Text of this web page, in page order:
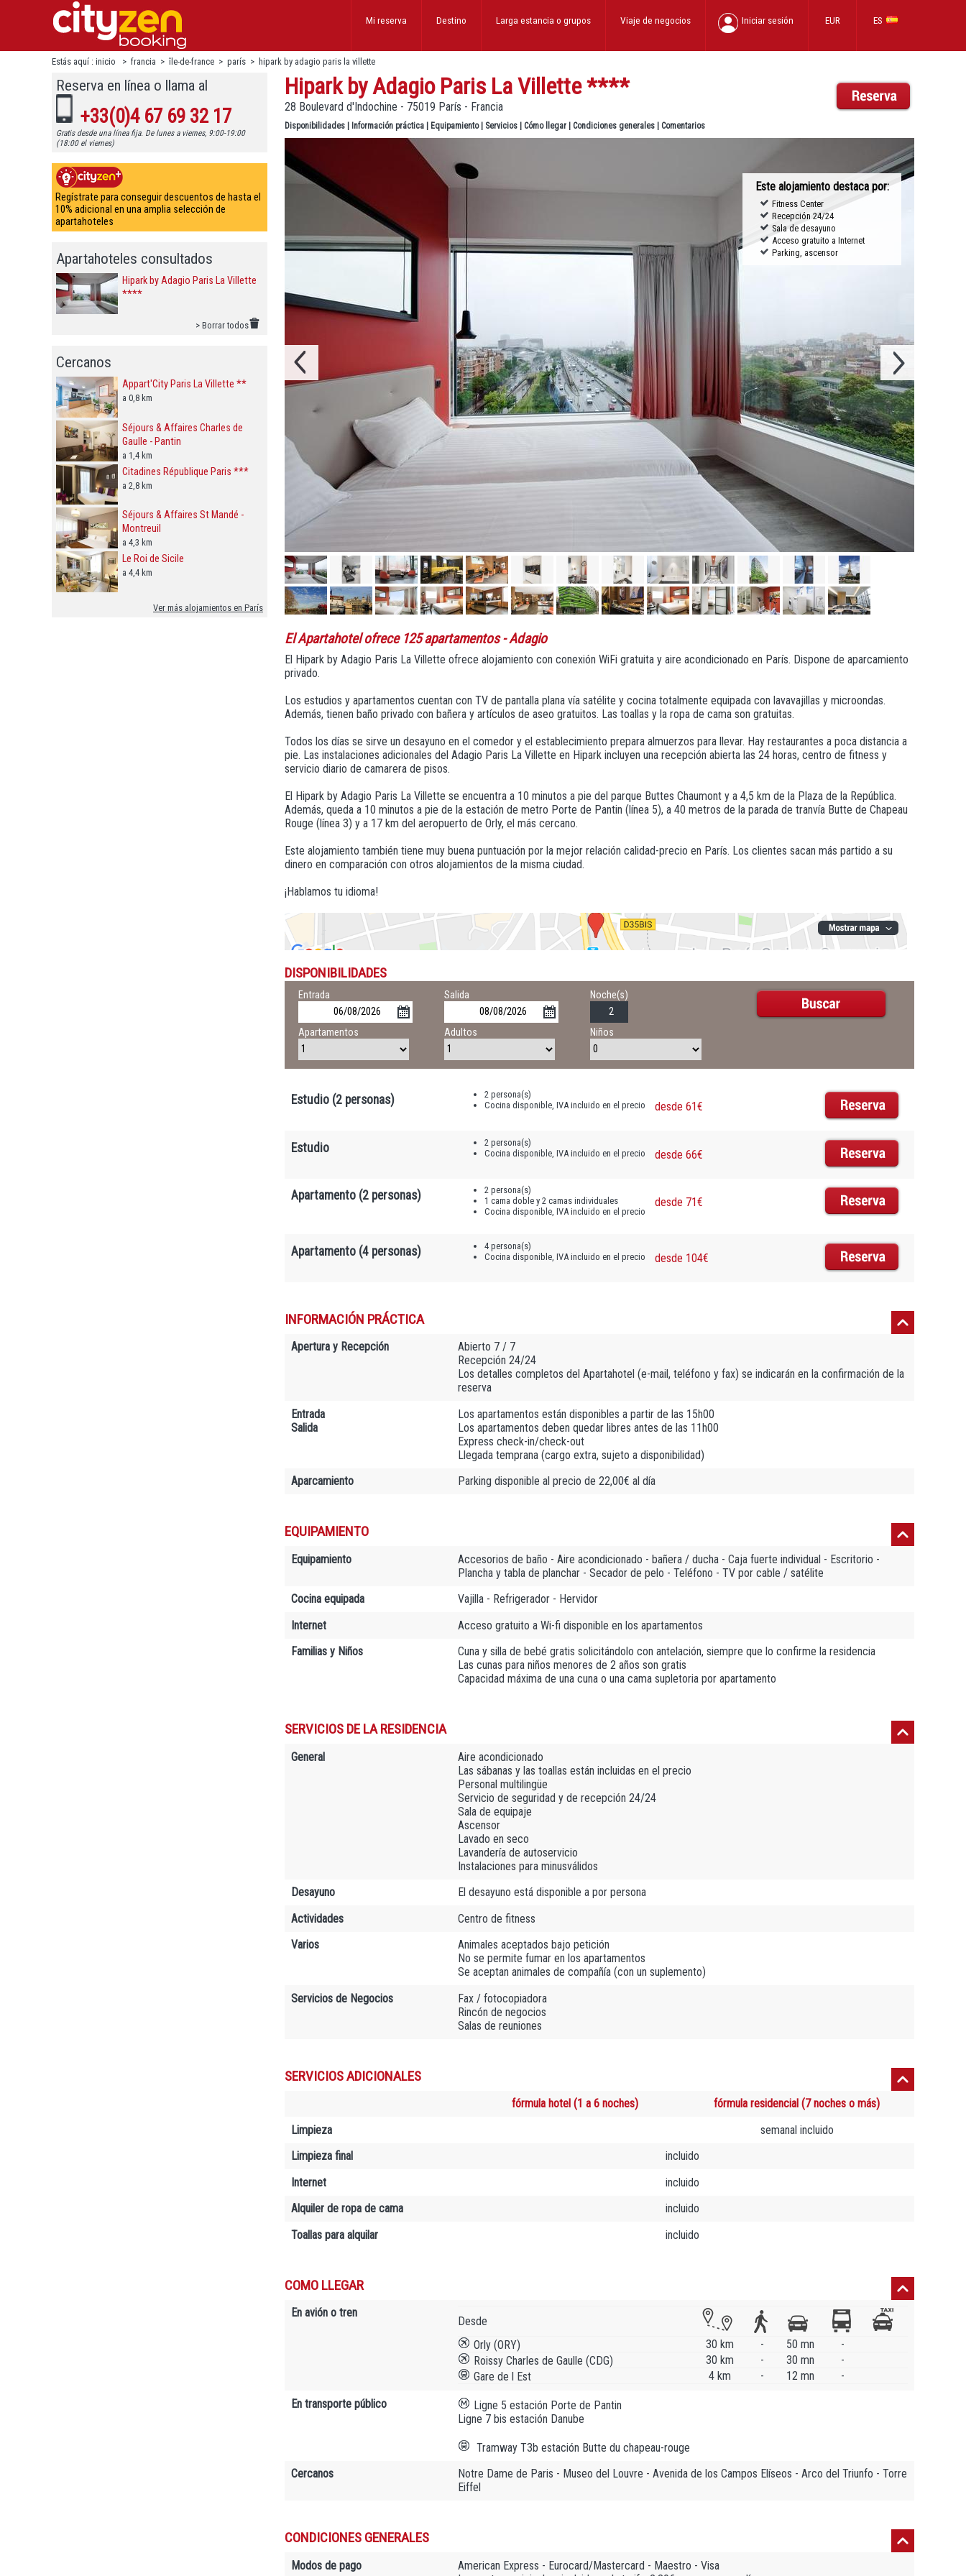
ES
EUR
Iniciar sesión
Viaje de negocios
Larga estancia o grupos
Destino
Mi reserva
Estás aquí : inicio > francia > île-de-france > parís > hipark by adagio paris la villette
Reserva en línea o llama al
+33(0)4 67 69 32 17
Gratis desde una línea fija. De lunes a viernes, 9:00-19:00
(18:00 el viernes)
Regístrate para conseguir descuentos de hasta el
10% adicional en una amplia selección de
apartahoteles
Apartahoteles consultados
Hipark by Adagio Paris La Villette
****
> Borrar todos
Cercanos
Appart'City Paris La Villette **
a 0,8 km
Séjours & Affaires Charles de
Gaulle - Pantin
a 1,4 km
Citadines République Paris ***
a 2,8 km
Séjours & Affaires St Mandé -
Montreuil
a 4,3 km
Le Roi de Sicile
a 4,4 km
Ver más alojamientos en París
Hipark by Adagio Paris La Villette****
28 Boulevard d'Indochine - 75019 París - Francia
Disponibilidades Información práctica Equipamiento| Servicios Cómo llegar Condiciones generales Comentarios
Este alojamiento destaca por:
Fitness Center
Recepción 24/24
Sala de desayuno
Acceso gratuito a Internet
Parking, ascensor
El Apartahotel ofrece 125 apartamentos- Adagio
El Hipark by Adagio Paris La Villette ofrece alojamiento con conexión WiFi gratuita y aire acondicionado en París. Dispone de aparcamiento
privado.
Los estudios y apartamentos cuentan con TV de pantalla plana vía satélite y cocina totalmente equipada con lavavajillas y microondas.
Además, tienen baño privado con bañera y artículos de aseo gratuitos. Las toallas y la ropa de cama son gratuitas.
Todos los días se sirve un desayuno en el comedor y el establecimiento prepara almuerzos para llevar. Hay restaurantes a poca distancia a
pie. Las instalaciones adicionales del Adagio Paris La Villette en Hipark incluyen una recepción abierta las 24 horas, centro de fitness y
servicio diario de camarera de pisos.
El Hipark by Adagio Paris La Villette se encuentra a 10 minutos a pie del parque Buttes Chaumont y a 4,5 km de la Plaza de la República.
Además, queda a 10 minutos a pie de la estación de metro Porte de Pantin (línea 5), a 40 metros de la parada de tranvía Butte de Chapeau
Rouge (línea 3) y a 17 km del aeropuerto de Orly, el más cercano.
Este alojamiento también tiene muy buena puntuación por la mejor relación calidad-precio en París. Los clientes sacan más partido a su
dinero en comparación con otros alojamientos de la misma ciudad.
¡Hablamos tu idioma!
DISPONIBILIDADES
Entrada Salida Noche(s)
Apartamentos Adultos Niños
Estudio (2 personas)
2 persona(s)
Cocina disponible, IVA incluido en el precio
desde 61€
Estudio
2 persona(s)
Cocina disponible, IVA incluido en el precio
desde 66€
Apartamento (2 personas)
2 persona(s)
1 cama doble y 2 camas individuales
Cocina disponible, IVA incluido en el precio
desde 71€
Apartamento (4 personas)
4 persona(s)
Cocina disponible, IVA incluido en el precio
desde 104€
INFORMACIÓN PRÁCTICA
Apertura y Recepción
Abierto 7 / 7
Recepción 24/24
Los detalles completos del Apartahotel (e-mail, teléfono y fax) se indicarán en la confirmación de la
reserva
Entrada
Salida
Los apartamentos están disponibles a partir de las 15h00
Los apartamentos deben quedar libres antes de las 11h00
Express check-in/check-out
Llegada temprana (cargo extra, sujeto a disponibilidad)
Aparcamiento
Parking disponible al precio de 22,00€ al día
EQUIPAMIENTO
Equipamiento
Accesorios de baño - Aire acondicionado - bañera / ducha - Caja fuerte individual - Escritorio -
Plancha y tabla de planchar - Secador de pelo - Teléfono - TV por cable / satélite
Cocina equipada
Vajilla - Refrigerador - Hervidor
Internet
Acceso gratuito a Wi-fi disponible en los apartamentos
Familias y Niños
Cuna y silla de bebé gratis solicitándolo con antelación, siempre que lo confirme la residencia
Las cunas para niños menores de 2 años son gratis
Capacidad máxima de una cuna o una cama supletoria por apartamento
SERVICIOS DE LA RESIDENCIA
General
Aire acondicionado
Las sábanas y las toallas están incluidas en el precio
Personal multilingüe
Servicio de seguridad y de recepción 24/24
Sala de equipaje
Ascensor
Lavado en seco
Lavandería de autoservicio
Instalaciones para minusválidos
Desayuno
El desayuno está disponible a por persona
Actividades
Centro de fitness
Varios
Animales aceptados bajo petición
No se permite fumar en los apartamentos
Se aceptan animales de compañía (con un suplemento)
Servicios de Negocios
Fax / fotocopiadora
Rincón de negocios
Salas de reuniones
SERVICIOS ADICIONALES
fórmula residencial (7 noches o más)
fórmula hotel (1 a 6 noches)
Limpieza
semanal incluido
Limpieza final
incluido
Internet
incluido
Alquiler de ropa de cama
incluido
Toallas para alquilar
incluido
COMO LLEGAR
En avión o tren
Desde
Orly (ORY)
30 km - 50 mn
-
Roissy Charles de Gaulle (CDG)
30 km - 30 mn
-
Gare de l Est
4 km - 12 mn -
En transporte público
Ligne 5 estación Porte de Pantin
Ligne 7 bis estación Danube
Tramway T3b estación Butte du chapeau-rouge
Cercanos
Notre Dame de Paris - Museo del Louvre - Avenida de los Campos Elíseos - Arco del Triunfo - Torre
Eiffel
CONDICIONES GENERALES
Modos de pago
American Express - Eurocard/Mastercard - Maestro - Visa